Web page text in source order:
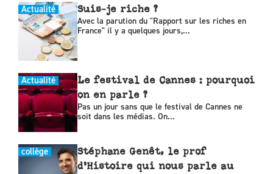
Actualité Suis-je riche ?
Avec la parution du "Rapport sur les riches en
France" il y a quelques jours,...
Actualité
Le festival de Cannes : pourquoi
on en parle ?
Pas un jour sans que le festival de Cannes ne
soit dans les médias. On...
collège
Stéphane Genêt, le prof
d’Histoire qui nous parle au